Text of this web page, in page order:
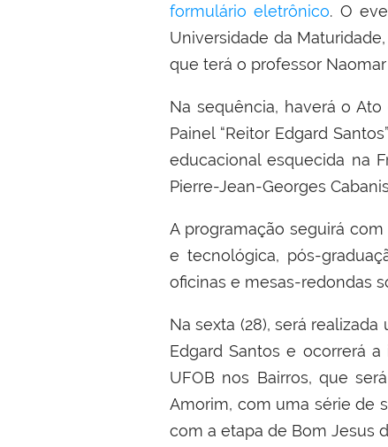
formulário eletrônico. O
Universidade da
que terá o professor
Na sequência, haverá o
Painel “Reitor Edgard
educacional esquecida na
Pierre-Jean-Georges
A programação seguirá
e tecnológica, pós-
oficinas e mesas-redondas
Na sexta (28), será
Edgard Santos e ocorrerá
UFOB nos Bairros, que
Amorim, com uma série de
com a etapa de Bom Jesus